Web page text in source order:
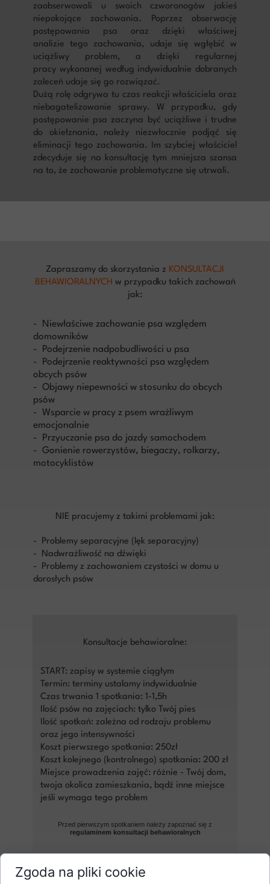
zaobserwowali u swoich czworonogów jakieś
niepokojące zachowania. Poprzez obserwację
postępowania psa oraz dzięki właściwej
analizie tego zachowania, udaje się wgłębić w
uciążliwy problem, a dzięki regularnej
pracy wykonanej według indywidualnie dobranych
zaleceń udaje się go rozwiązać.
Dużą rolę odgrywa tu czas reakcji właściciela oraz
niebagatelizowanie sprawy. W przypadku, gdy
postępowanie psa zaczyna być uciążliwe i trudne
do okiełznania, należy niezwłocznie podjąć się
eliminacji tego zachowania. Im szybciej właściciel
zdecyduje się na konsultację tym mniejsza szansa
na to, że zachowanie problematyczne się utrwali.
Przed pierwszym spotkaniem należy zapoznać się z
regulaminem konsultacji behawioralnych
UMÓW SIĘ NA SPOTKANIE
Konsultacje behawioralne:
START: zapisy w systemie ciągłym
Termin: terminy ustalamy indywidualnie
Czas trwania 1 spotkania: 1-1,5h
Ilość psów na zajęciach: tylko Twój pies
Ilość spotkań: zależna od rodzaju problemu
oraz jego intensywności
Koszt pierwszego spotkania: 250zł
Koszt kolejnego (kontrolnego) spotkania: 200 zł
Miejsce prowadzenia zajęć: różnie - Twój dom,
twoja okolica zamieszkania, bądź inne miejsce
jeśli wymaga tego problem
Zapraszamy do skorzystania z KONSULTACJI
BEHAWIORALNYCH w przypadku takich zachowań
jak:
- Niewłaściwe zachowanie psa względem
domowników
- Podejrzenie nadpobudliwości u psa
- Podejrzenie reaktywności psa względem
obcych psów
- Objawy niepewności w stosunku do obcych
psów
- Wsparcie w pracy z psem wrażliwym
emocjonalnie
- Przyuczanie psa do jazdy samochodem
- Gonienie rowerzystów, biegaczy, rolkarzy,
motocyklistów
NIE pracujemy z takimi problemami jak:
- Problemy separacyjne (lęk separacyjny)
- Nadwrażliwość na dźwięki
- Problemy z zachowaniem czystości w domu u
dorosłych psów
Zgoda na pliki cookie